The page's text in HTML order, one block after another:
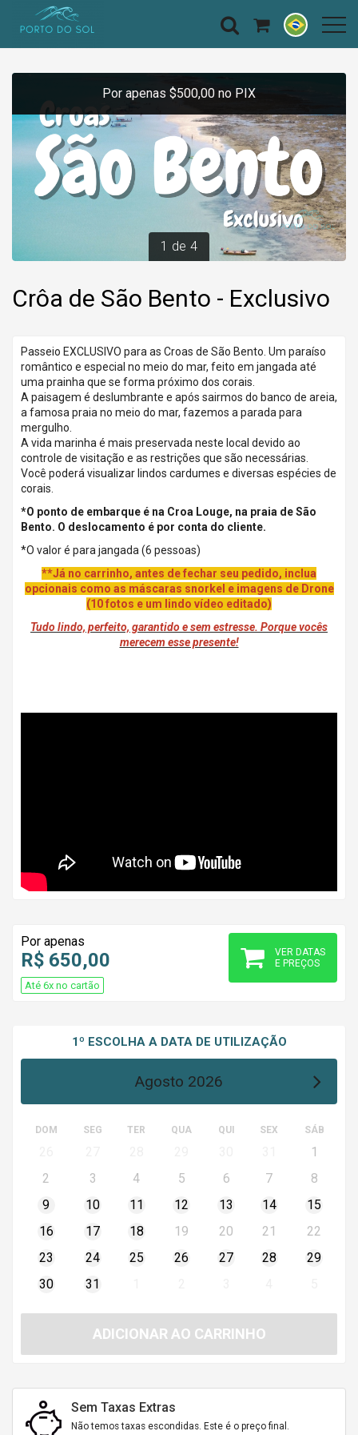
Por apenas $500,00 no PIX
1 de 4
Crôa de São Bento - Exclusivo
Passeio EXCLUSIVO para as Croas de São Bento. Um paraíso
romântico e especial no meio do mar, feito em jangada até
uma prainha que se forma próximo dos corais.
A paisagem é deslumbrante e após sairmos do banco de areia,
a famosa praia no meio do mar, fazemos a parada para
mergulho.
A vida marinha é mais preservada neste local devido ao
controle de visitação e as restrições que são necessárias.
Você poderá visualizar lindos cardumes e diversas espécies de
corais.
*O ponto de embarque é na Croa Louge, na praia de São
Bento. O deslocamento é por conta do cliente.
*O valor é para jangada (6 pessoas)
**Já no carrinho, antes de fechar seu pedido, inclua
opcionais como as máscaras snorkel e imagens de Drone
(10 fotos e um lindo vídeo editado)
Tudo lindo, perfeito, garantido e sem estresse. Porque vocês
merecem esse presente!
Por apenas
R$ 650,00
Até 6x no cartão
VER DATAS
E PREÇOS
1º ESCOLHA A DATA DE UTILIZAÇÃO
Agosto 2026
DOM SEG TER QUA QUI SEX SÁB
1
2
3 4 5 6 7
8
9
10 11 12 13 14
15
16
17 18 19 20 21
22
23
24 25 26 27 28
29
30
31
ADICIONAR AO CARRINHO
Sem Taxas Extras
Não temos taxas escondidas. Este é o preço final.